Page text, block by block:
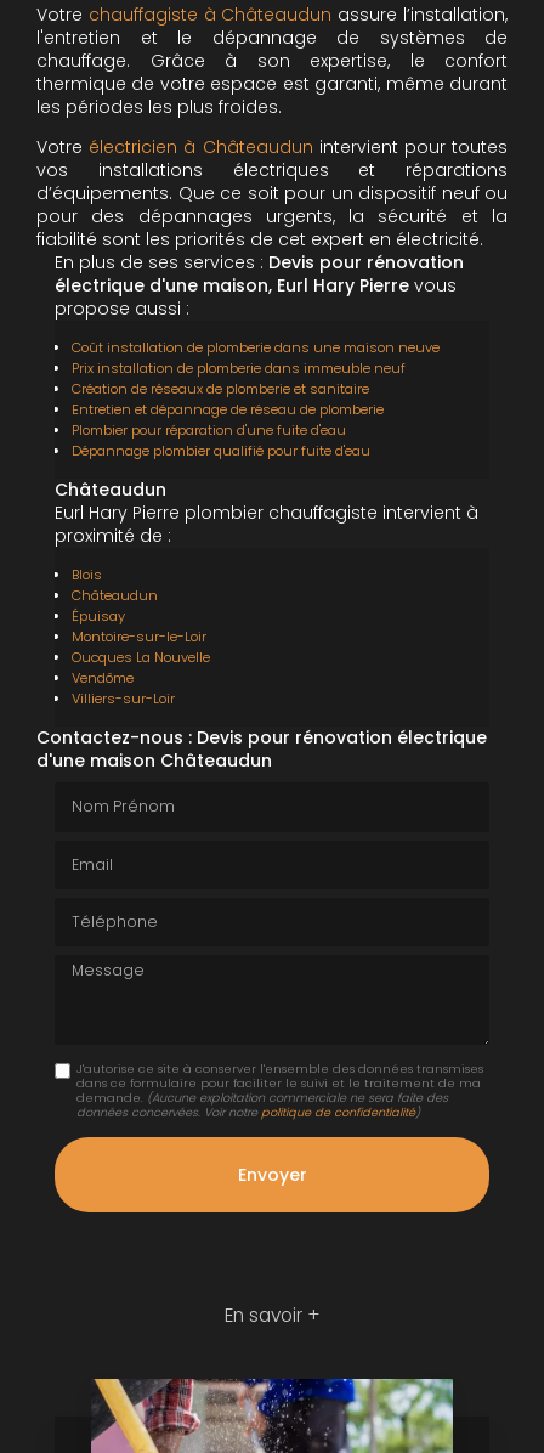
Votre chauffagiste à Châteaudun assure l’installation,
l'entretien et le dépannage de systèmes de
chauffage. Grâce à son expertise, le confort
thermique de votre espace est garanti, même durant
les périodes les plus froides.
Votre électricien à Châteaudun intervient pour toutes
vos installations électriques et réparations
d’équipements. Que ce soit pour un dispositif neuf ou
pour des dépannages urgents, la sécurité et la
fiabilité sont les priorités de cet expert en électricité.
En plus de ses services : Devis pour rénovation
électrique d'une maison, Eurl Hary Pierre vous
propose aussi :
Coût installation de plomberie dans une maison neuve
Prix installation de plomberie dans immeuble neuf
Création de réseaux de plomberie et sanitaire
Entretien et dépannage de réseau de plomberie
Plombier pour réparation d'une fuite d'eau
Dépannage plombier qualifié pour fuite d'eau
Châteaudun
Eurl Hary Pierre plombier chauffagiste intervient à
proximité de :
Blois
Châteaudun
Épuisay
Montoire-sur-le-Loir
Oucques La Nouvelle
Vendôme
Villiers-sur-Loir
Contactez-nous : Devis pour rénovation électrique
d'une maison Châteaudun
Message
J'autorise ce site à conserver l'ensemble des données transmises
dans ce formulaire pour faciliter le suivi et le traitement de ma
demande. (Aucune exploitation commerciale ne sera faite des
données concervées. Voir notre politique de confidentialité)
En savoir +